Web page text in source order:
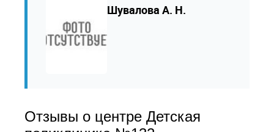
Шувалова А. Н.
Отзывы о центре Детская